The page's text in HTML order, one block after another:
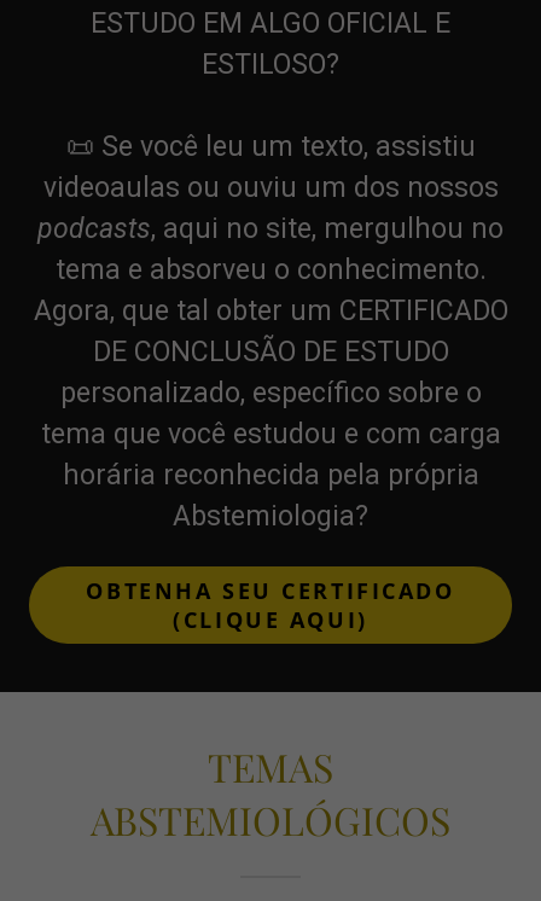
ESTUDO EM ALGO OFICIAL E
ESTILOSO?
📜 Se você leu um texto, assistiu
videoaulas ou ouviu um dos nossos
podcasts, aqui no site, mergulhou no
tema e absorveu o conhecimento.
Agora, que tal obter um CERTIFICADO
DE CONCLUSÃO DE ESTUDO
personalizado, específico sobre o
tema que você estudou e com carga
horária reconhecida pela própria
Abstemiologia?
OBTENHA SEU CERTIFICADO
(CLIQUE AQUI)
TEMAS
ABSTEMIOLÓGICOS